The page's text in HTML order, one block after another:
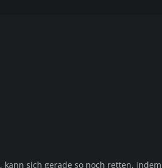
sich gerade so noch retten,